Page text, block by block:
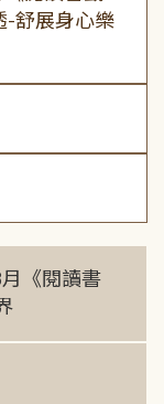
-舒展身心樂
月《閱讀書